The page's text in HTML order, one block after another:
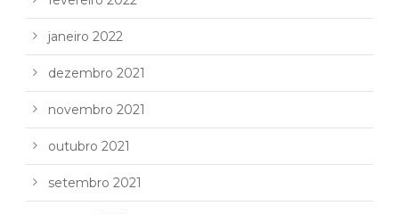
janeiro 2022
dezembro 2021
novembro 2021
outubro 2021
setembro 2021